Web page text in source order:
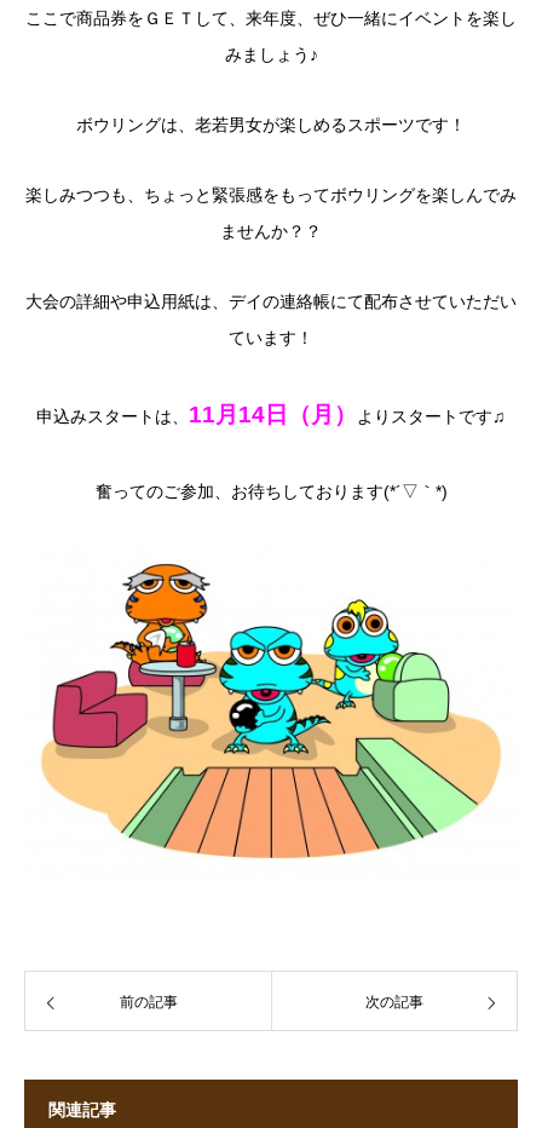
ここで商品券をＧＥＴして、来年度、ぜひ一緒にイベントを楽し
みましょう♪
ボウリングは、老若男女が楽しめるスポーツです！
楽しみつつも、ちょっと緊張感をもってボウリングを楽しんでみ
ませんか？？
大会の詳細や申込用紙は、デイの連絡帳にて配布させていただい
ています！
申込みスタートは、 11月14日（月） よりスタートです♫
奮ってのご参加、お待ちしております(*´▽｀*)
前の記事 次の記事
関連記事